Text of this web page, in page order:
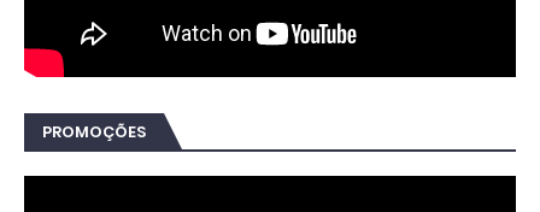
PROMOÇÕES